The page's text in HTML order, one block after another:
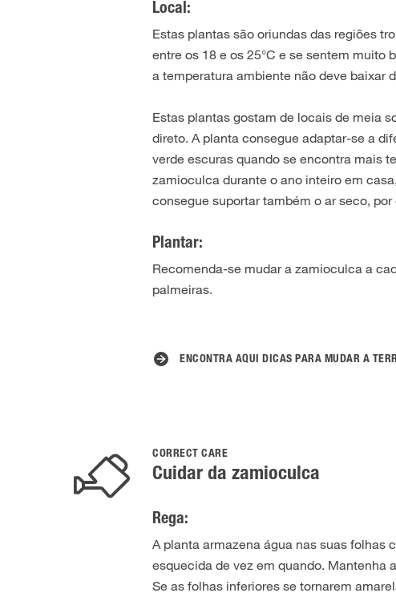
Local:
Estas plantas são oriundas das regiões
entre os 18 e os 25°C e se sentem muito
a temperatura ambiente não deve baixar
Estas plantas gostam de locais de meia
direto. A planta consegue adaptar-se a
verde escuras quando se encontra mais
zamioculca durante o ano inteiro em
consegue suportar também o ar seco,
Plantar:
Recomenda-se mudar a zamioculca a
palmeiras.
ENCONTRA AQUI DICAS PARA MUDAR A
CORRECT CARE
Cuidar da zamioculca
Rega:
A planta armazena água nas suas folhas
esquecida de vez em quando. Mantenha
Se as folhas inferiores se tornarem